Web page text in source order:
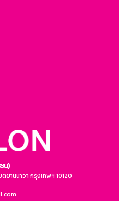
น)
ยานนาวา กรุงเทพฯ 10120